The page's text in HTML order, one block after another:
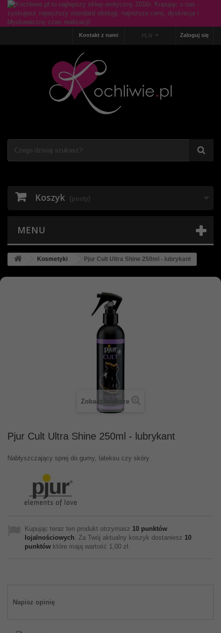
Zaloguj się
PLN
Kontakt z nami
Koszyk (pusty)
MENU
Kosmetyki Pjur Cult Ultra Shine 250ml - lubrykant
Zobacz większe
Pjur Cult Ultra Shine 250ml - lubrykant
Nabłyszczający sprej do gumy, lateksu czy skóry
Kupując teraz ten produkt otrzymasz 10 punktów
lojalnościowych. Za Twój aktualny koszyk dostaniesz 10
punktów które mają wartość 1,00 zł.
Napisz opinię